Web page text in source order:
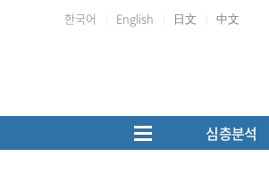
한국어 English 日文 中文
심층분석